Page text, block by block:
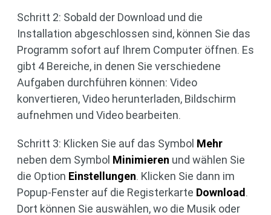
Schritt 2: Sobald der Download und die
Installation abgeschlossen sind, können Sie das
Programm sofort auf Ihrem Computer öffnen. Es
gibt 4 Bereiche, in denen Sie verschiedene
Aufgaben durchführen können: Video
konvertieren, Video herunterladen, Bildschirm
aufnehmen und Video bearbeiten.
Schritt 3: Klicken Sie auf das Symbol Mehr
neben dem Symbol Minimieren und wählen Sie
die Option Einstellungen. Klicken Sie dann im
Popup-Fenster auf die Registerkarte Download .
Dort können Sie auswählen, wo die Musik oder